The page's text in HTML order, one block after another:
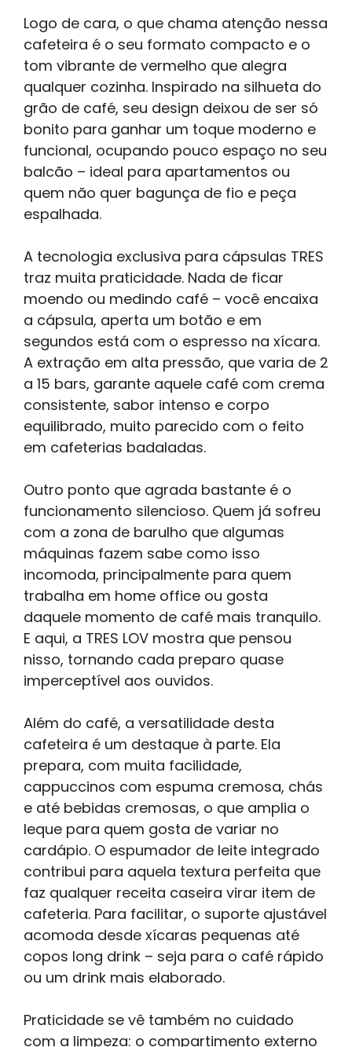
Logo de cara, o que chama atenção nessa
cafeteira é o seu formato compacto e o
tom vibrante de vermelho que alegra
qualquer cozinha. Inspirado na silhueta do
grão de café, seu design deixou de ser só
bonito para ganhar um toque moderno e
funcional, ocupando pouco espaço no seu
balcão – ideal para apartamentos ou
quem não quer bagunça de fio e peça
espalhada.
A tecnologia exclusiva para cápsulas TRES
traz muita praticidade. Nada de ficar
moendo ou medindo café – você encaixa
a cápsula, aperta um botão e em
segundos está com o espresso na xícara.
A extração em alta pressão, que varia de 2
a 15 bars, garante aquele café com crema
consistente, sabor intenso e corpo
equilibrado, muito parecido com o feito
em cafeterias badaladas.
Outro ponto que agrada bastante é o
funcionamento silencioso. Quem já sofreu
com a zona de barulho que algumas
máquinas fazem sabe como isso
incomoda, principalmente para quem
trabalha em home office ou gosta
daquele momento de café mais tranquilo.
E aqui, a TRES LOV mostra que pensou
nisso, tornando cada preparo quase
imperceptível aos ouvidos.
Além do café, a versatilidade desta
cafeteira é um destaque à parte. Ela
prepara, com muita facilidade,
cappuccinos com espuma cremosa, chás
e até bebidas cremosas, o que amplia o
leque para quem gosta de variar no
cardápio. O espumador de leite integrado
contribui para aquela textura perfeita que
faz qualquer receita caseira virar item de
cafeteria. Para facilitar, o suporte ajustável
acomoda desde xícaras pequenas até
copos long drink – seja para o café rápido
ou um drink mais elaborado.
Praticidade se vê também no cuidado
com a limpeza: o compartimento externo